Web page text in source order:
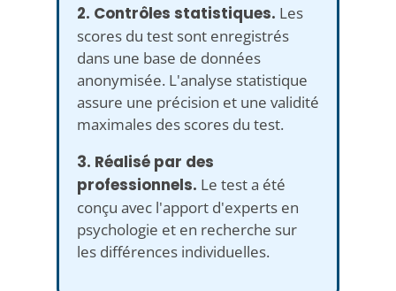
2. Contrôles statistiques. Les
scores du test sont enregistrés
dans une base de données
anonymisée. L'analyse statistique
assure une précision et une validité
maximales des scores du test.
3. Réalisé par des
professionnels. Le test a été
conçu avec l'apport d'experts en
psychologie et en recherche sur
les différences individuelles.